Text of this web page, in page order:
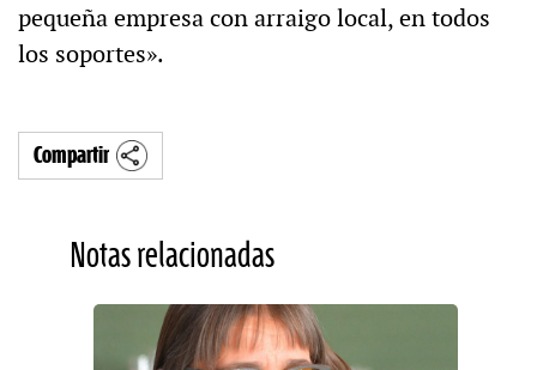
pequeña empresa con arraigo local, en todos
los soportes».
Compartir
Notas relacionadas